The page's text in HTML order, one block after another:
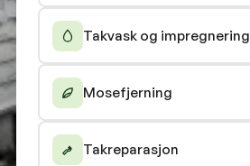
Takvask og impregnering
Mosefjerning
Takreparasjon